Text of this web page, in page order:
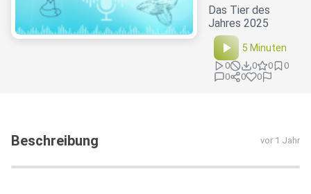
Das Tier des
Jahres 2025
5 Minuten
0 0 0
0
0
0 0
Beschreibung vor 1 Jahr